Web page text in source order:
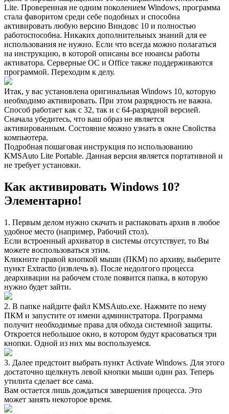
Lite. Проверенная не одним поколением Windows, программа
стала фаворитом среди себе подобных и способна
активировать любую версию Виндовс 10 и полностью
работоспособна. Никаких дополнительных знаний для ее
использования не нужно. Если что всегда можно полагаться
на инструкцию, в которой описаны все нюансы работы
активатора. Серверные ОС и Office также поддерживаются
программой. Переходим к делу.
Итак, у вас установлена оригинальная Windows 10, которую
необходимо активировать. При этом разрядность не важна.
Способ работает как с 32, так и с 64-разрядной версией.
Сначала убедитесь, что ваш образ не является
активированным. Состояние можно узнать в окне Свойства
компьютера.
Подробная пошаговая инструкция по использованию
KMSAuto Lite Portable. Данная версия является портативной и
не требует установки.
Как активировать Windows 10?
Элементарно!
1. Первым делом нужно скачать и распаковать архив в любое
удобное место (например, Рабочий стол).
Если встроенный архиватор в системы отсутствует, то Вы
можете воспользоваться этим.
Кликните правой кнопкой мыши (ПКМ) по архиву, выберите
пункт Extractto (извлечь в). После недолгого процесса
деархивации на рабочем столе появится папка, в которую
нужно будет зайти.
2. В папке найдите файл KMSAuto.exe. Нажмите по нему
ПКМ и запустите от имени администратора. Программа
получит необходимые права для обхода системной защиты.
Откроется небольшое окно, в котором будут красоваться три
кнопки. Одной из них мы воспользуемся.
3. Далее предстоит выбрать пункт Activate Windows. Для этого
достаточно щелкнуть левой кнопки мыши один раз. Теперь
утилита сделает все сама.
Вам остается лишь дождаться завершения процесса. Это
может занять некоторое время.